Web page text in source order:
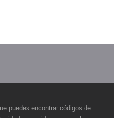
puedes encontrar códigos de